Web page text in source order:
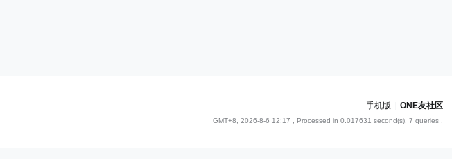
手机版 ONE友社区
GMT+8, 2026-8-6 12:17 , Processed in 0.017631 second(s), 7 queries .